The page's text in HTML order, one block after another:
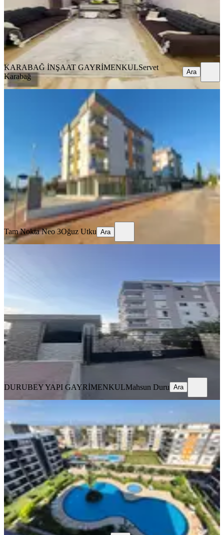
7.500.000 ₺
KARABAĞ İNŞAAT GAYRİMENKUL Servet Karabağ
Ara
KARABAĞ İNŞAAT GAYRİMENKULServet
Karabağ
Ara
Baraj Mh. İlkevim Krediye Uygun
Site İçi Katta Satılık 3+1 Daire
Kepez, Baraj Mahallesi
3+1 · 130 m²· 1. Kat · 04.08.2026
4.900.000 ₺
Tam Nokta Neo 3Oğuz Utku
Ara
Tam Nokta Neo 3Oğuz Utku Ara
Kepez, Baraj Mahallesi
1. Kat·04.08.2026
5.650.000 ₺
DURUBEY YAPI GAYRİMENKULMahsun Duru
DURUBEY YAPI GAYRİMENKULMahsun Duru Ara
Ultra Lüx Site İçerisin De Yüksek
Kira Getirili 1+1 Daireler!
Kepez, Baraj Mahallesi
1+1·60 m²·1. Kat· 03.08.2026
3.699.999 ₺
EREN EMLAKİsmail Eren
Ara